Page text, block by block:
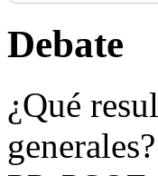
Debate
¿Qué
generales?